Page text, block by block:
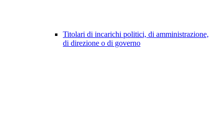
Titolari di incarichi politici, di amministrazione,
di direzione o di governo